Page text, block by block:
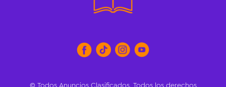
© Todos Anuncios Clasificados. Todos los derechos